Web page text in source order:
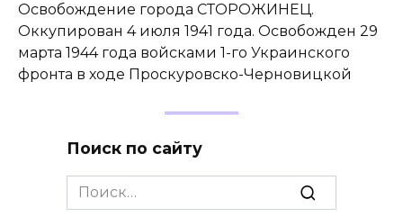
Освобождение города СТОРОЖИНЕЦ.
Оккупирован 4 июля 1941 года. Освобожден 29
марта 1944 года войсками 1-го Украинского
фронта в ходе Проскуровско-Черновицкой
Поиск по сайту
Search
for: